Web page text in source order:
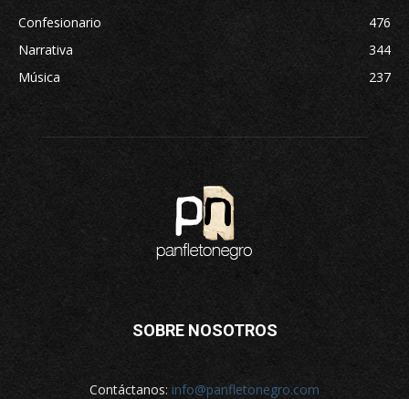
Confesionario
476
Narrativa
344
Música
237
SOBRE NOSOTROS
Contáctanos: info@panfletonegro.com